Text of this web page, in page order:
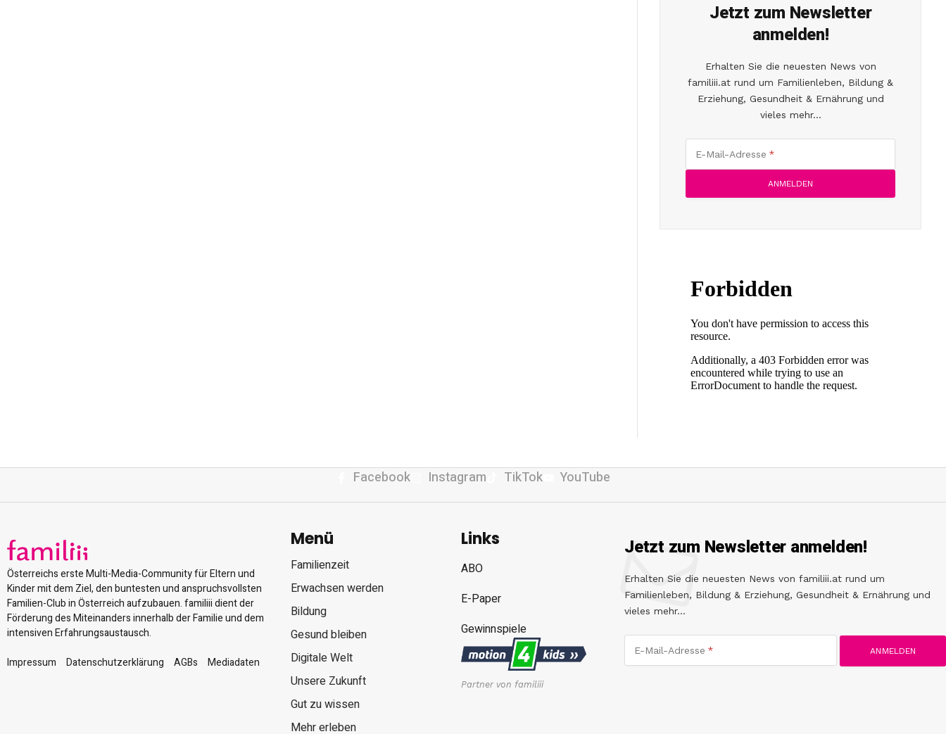
Jetzt zum Newsletter
anmelden!
Erhalten Sie die neuesten News von
familiii.at rund um Familienleben, Bildung &
Erziehung, Gesundheit & Ernährung und
vieles mehr...
E-Mail-Adresse
Facebook Instagram TikTok YouTube
Österreichs erste Multi-Media-Community für Eltern und
Kinder mit dem Ziel, den buntesten und anspruchsvollsten
Familien-Club in Österreich aufzubauen. familiii dient der
Förderung des Miteinanders innerhalb der Familie und dem
intensiven Erfahrungsaustausch.
Impressum
Datenschutzerklärung AGBs Mediadaten
Menü
Familienzeit
Erwachsen werden
Bildung
Gesund bleiben
Digitale Welt
Unsere Zukunft
Gut zu wissen
Mehr erleben
Links
ABO
E-Paper
Gewinnspiele
Partner von familiii
Jetzt zum Newsletter anmelden!
Erhalten Sie die neuesten News von familiii.at rund um
Familienleben, Bildung & Erziehung, Gesundheit & Ernährung und
vieles mehr...
E-Mail-Adresse